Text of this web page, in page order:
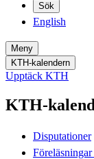
Sök
English
Meny
KTH-kalendern
Upptäck KTH
KTH-
Disputationer